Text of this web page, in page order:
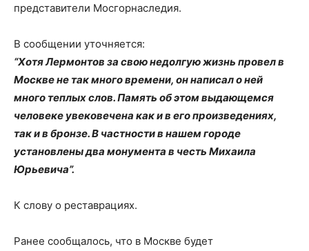
представители Мосгорнаследия.
В сообщении уточняется:
“Хотя Лермонтов за свою недолгую жизнь провел в
Москве не так много времени, он написал о ней
много теплых слов. Память об этом выдающемся
человеке увековечена как и в его произведениях,
так и в бронзе. В частности в нашем городе
установлены два монумента в честь Михаила
Юрьевича”.
К слову о реставрациях.
Ранее сообщалось, что в Москве будет